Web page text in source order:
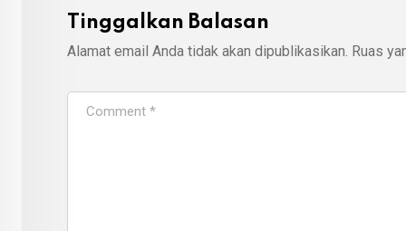
Tinggalkan Balasan
Alamat email Anda tidak akan dipublikasikan. Ruas